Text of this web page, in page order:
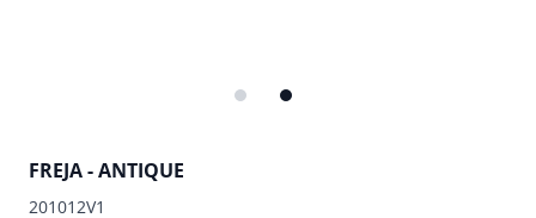
FREJA - ANTIQUE
201012V1